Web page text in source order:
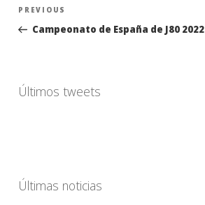
Navegación
entradas
Previous
Post
PREVIOUS
Campeonato de España de J80 2022
Últimos tweets
Últimas noticias